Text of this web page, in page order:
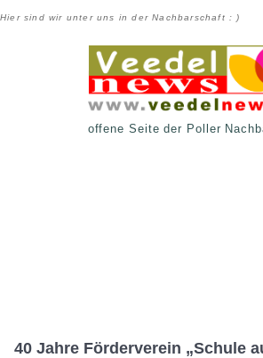
Hier sind wir unter uns in der Nachbarschaft : )
offene Seite der Poller
40 Jahre Förderverein „Schule